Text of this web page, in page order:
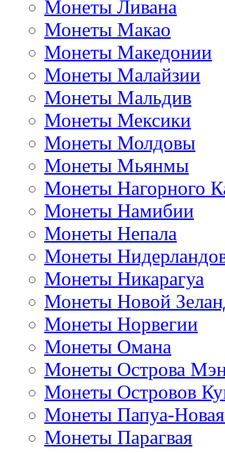
Монеты Ливана
Монеты Макао
Монеты Македонии
Монеты Малайзии
Монеты Мальдив
Монеты Мексики
Монеты Молдовы
Монеты Мьянмы
Монеты Нагорного
Монеты Намибии
Монеты Непала
Монеты
Монеты Никарагуа
Монеты Новой
Монеты Норвегии
Монеты Омана
Монеты Острова
Монеты Островов
Монеты Папуа-
Монеты Парагвая